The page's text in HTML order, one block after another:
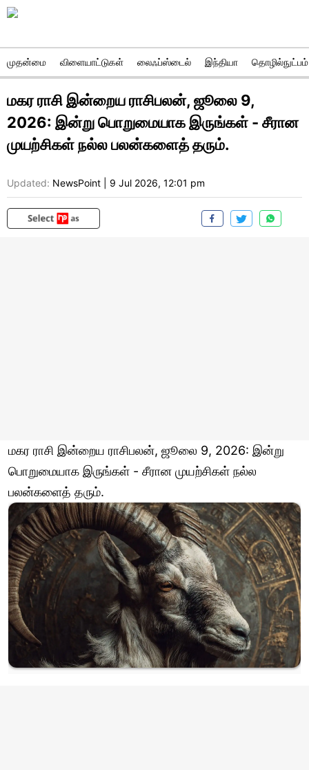
முதன்மை விளையாட்டுகள் லைஃப்ஸ்டைல் இந்தியா தொழில்நுட்பம்
மகர ராசி இன்றைய ராசிபலன், ஜூலை 9,
2026: இன்று பொறுமையாக இருங்கள் - சீரான
முயற்சிகள் நல்ல பலன்களைத் தரும்.
Updated: NewsPoint 9 Jul 2026, 12:01 pm
மகர ராசி இன்றைய ராசிபலன், ஜூலை 9, 2026: இன்று
பொறுமையாக இருங்கள் - சீரான முயற்சிகள் நல்ல
பலன்களைத் தரும்.